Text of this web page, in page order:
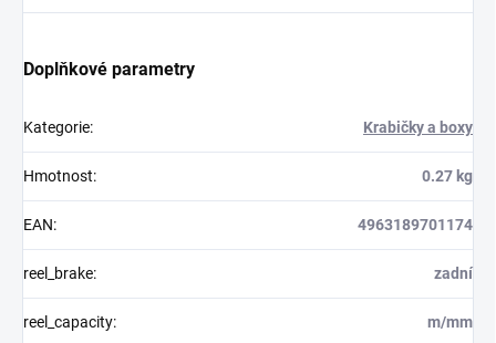
Doplňkové parametry
Kategorie: Krabičky a boxy
Hmotnost: 0.27 kg
EAN: 4963189701174
reel_brake: zadní
reel_capacity: m/mm